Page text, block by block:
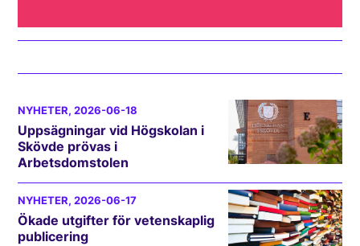
NYHETER, 2026-06-18
Uppsägningar vid Högskolan i
Skövde prövas i
Arbetsdomstolen
NYHETER, 2026-06-17
Ökade utgifter för vetenskaplig
publicering